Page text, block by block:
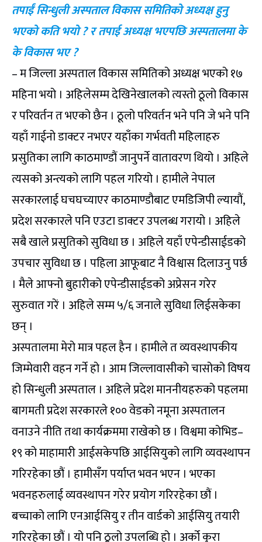
तपाईं सिन्धुली अस्पताल विकास समितिको अध्यक्ष हुनु
भएको कति भयो ? र तपाई अध्यक्ष भएपछि अस्पतालमा के
के विकास भए ?
– म जिल्ला अस्पताल विकास समितिको अध्यक्ष भएको १७
महिना भयो । अहिलेसम्म देखिनेखालको त्यस्तो ठूलो विकास
र परिवर्तन त भएको छैन । ठूलो परिवर्तन भने पनि जे भने पनि
यहाँ गाईनो डाक्टर नभएर यहाँका गर्भवती महिलाहरु
प्रसुतिका लागि काठमाण्डौं जानुपर्ने वातावरण थियो । अहिले
त्यसको अन्त्यको लागि पहल गरियो । हामीले नेपाल
सरकारलाई घचघच्याएर काठमाण्डौबाट एमडिजिपी ल्यायौं,
प्रदेश सरकारले पनि एउटा डाक्टर उपलब्ध गरायो । अहिले
सबै खाले प्रसुतिको सुविधा छ । अहिले यहाँ एपेन्डीसाईडको
उपचार सुविधा छ । पहिला आफूबाट नै विश्वास दिलाउनु पर्छ
। मैले आफ्नो बुहारीको एपेन्डीसाईडको अप्रेसन गरेर
सुरुवात गरें । अहिले सम्म ५/६ जनाले सुविधा लिईसकेका
छन् ।
अस्पतालमा मेरो मात्र पहल हैन । हामीले त व्यवस्थापकीय
जिम्मेवारी वहन गर्ने हो । आम जिल्लावासीको चासोको विषय
हो सिन्धुली अस्पताल । अहिले प्रदेश माननीयहरुको पहलमा
बागमती प्रदेश सरकारले १०० वेडको नमूना अस्पतालन
वनाउने नीति तथा कार्यक्रममा राखेको छ । विश्वमा कोभिड–
१९ को माहामारी आईसकेपछि आईसियुको लागि व्यवस्थापन
गरिरहेका छौं । हामीसँग पर्याप्त भवन भएन । भएका
भवनहरुलाई व्यवस्थापन गरेर प्रयोग गरिरहेका छौं ।
बच्चाको लागि एनआईसियु र तीन वार्डको आईसियु तयारी
गरिरहेका छौं । यो पनि ठूलो उपलब्धि हो । अर्को कुरा